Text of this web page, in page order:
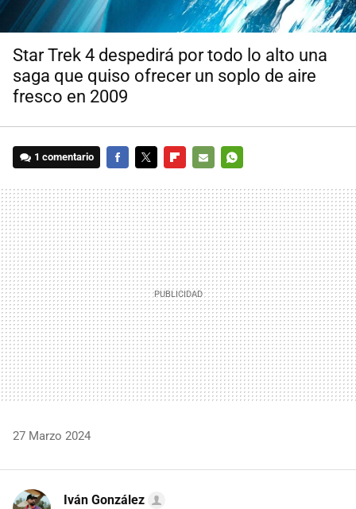
Star Trek 4 despedirá por todo lo alto una
saga que quiso ofrecer un soplo de aire
fresco en 2009
1 comentario
MAIL
27 Marzo 2024
Iván González